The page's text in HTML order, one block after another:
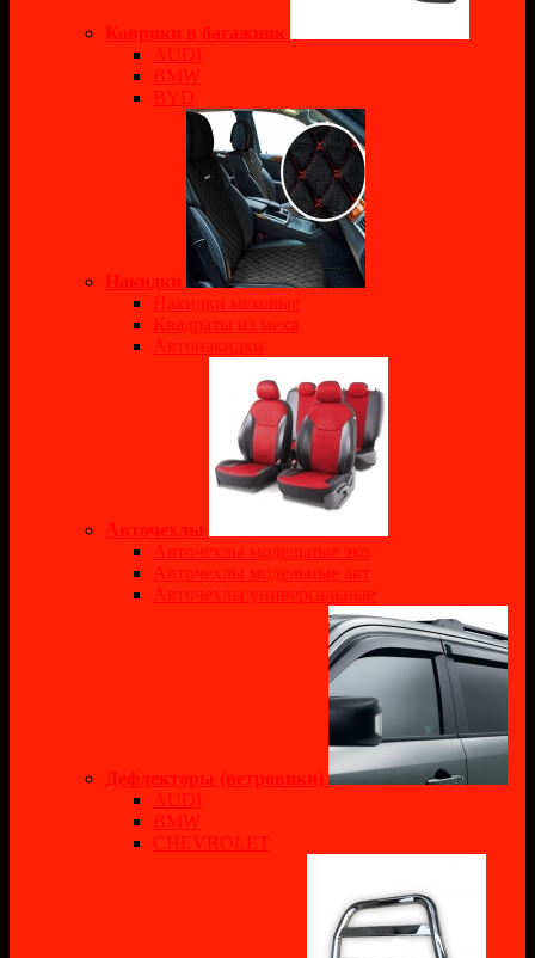
Коврики в багажник
AUDI
BMW
BYD
Накидки
Накидки меховые
Квадраты из меха
Автонакидки
Авточехлы
Авточехлы модельные эко
Авточехлы модельные авт
Авточехлы универсальные
Дефлекторы (ветровики)
AUDI
BMW
CHEVROLET